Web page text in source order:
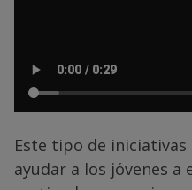
Este tipo de
ayudar a los jóvenes